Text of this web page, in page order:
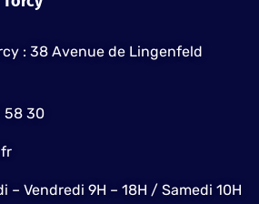
: 38 Avenue de Lingenfeld
58 30
– Vendredi 9H – 18H / Samedi 10H